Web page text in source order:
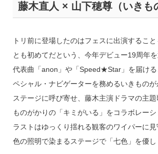
藤木直人 × 山下穂尊（いきも
トリ前に登場したのはフェスに出演するこ
とも初めてだという、今年デビュー19周年を
代表曲「anon」や「Speed★Star」を届ける
ペシャル・ナビゲーターを務めるいきもの
ステージに呼び寄せ、藤木主演ドラマの主
ものがかりの「キミがいる」をコラボレーシ
ラストはゆっくり揺れる観客のワイパーに
色の照明で染まるステージで「七色」を優し